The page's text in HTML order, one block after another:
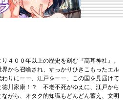
４００年以上の歴史を刻む『高耳神社』。
から召喚され、すっかりひきこもったエル
りにーー、江戸をーー、この国を見届けて
徳川家康！？ 不老不死がゆえに、江戸から
がら、オタク的知識もどんどん蓄え、文明